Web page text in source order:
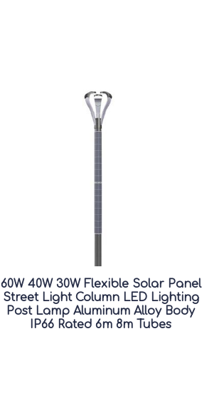
60W 40W 30W Flexible Solar Panel
Street Light Column LED Lighting
Post Lamp Aluminum Alloy Body
IP66 Rated 6m 8m Tubes